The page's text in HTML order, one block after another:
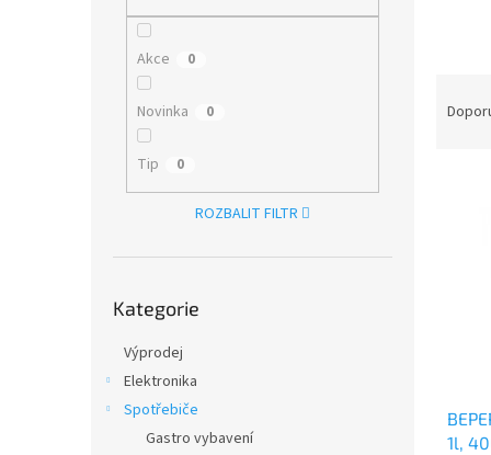
Akce 0
Novinka 0
Tip 0
ROZBALIT FILTR
kategorie
Kategorie
Výprodej
Elektronika
Spotřebiče
Gastro vybavení
1l,